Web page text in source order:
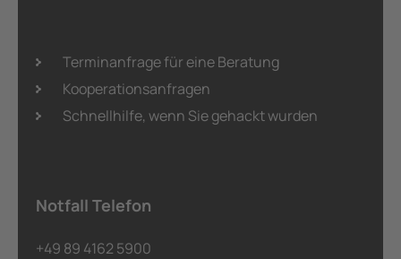
Terminanfrage für eine Beratung
Kooperationsanfragen
Schnellhilfe, wenn Sie gehackt wurden
Notfall Telefon
+49 89 4162 5900